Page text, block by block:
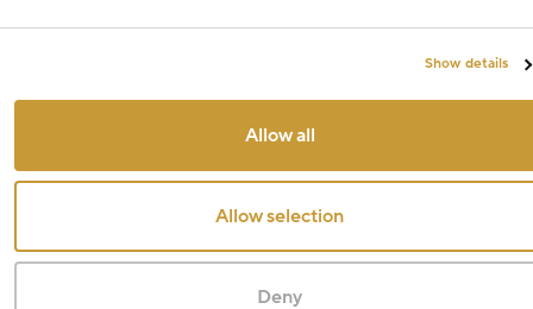
Show details
Allow all
Allow selection
Deny